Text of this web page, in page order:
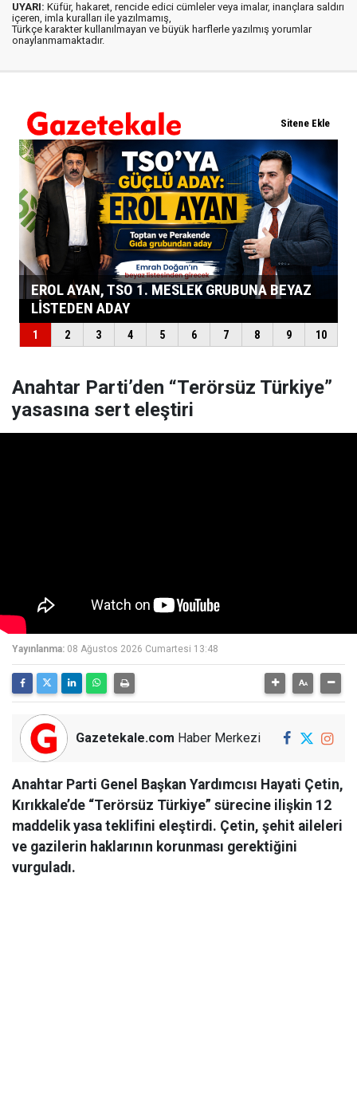
UYARI: Küfür, hakaret, rencide edici cümleler veya imalar, inançlara saldırı
içeren, imla kuralları ile yazılmamış,
Türkçe karakter kullanılmayan ve büyük harflerle yazılmış yorumlar
onaylanmamaktadır.
Anahtar Parti’den “Terörsüz Türkiye”
yasasına sert eleştiri
Yayınlanma: 08 Ağustos 2026 Cumartesi 13:48
Gazetekale.com Haber Merkezi
Anahtar Parti Genel Başkan Yardımcısı Hayati Çetin,
Kırıkkale’de “Terörsüz Türkiye” sürecine ilişkin 12
maddelik yasa teklifini eleştirdi. Çetin, şehit aileleri
ve gazilerin haklarının korunması gerektiğini
vurguladı.